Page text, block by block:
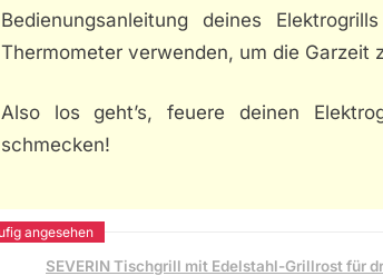
Bedienungsanleitung deines
Thermometer verwenden, um die Garzeit
Also los geht’s, feuere deinen
schmecken!
SEVERIN Tischgrill mit Edelstahl-Grillrost für